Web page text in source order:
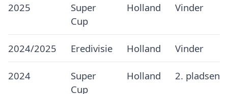
2025
Super
Cup
Holland Vinder
2024/2025 Eredivisie Holland Vinder
2024
Super
Cup
Holland 2. pladsen